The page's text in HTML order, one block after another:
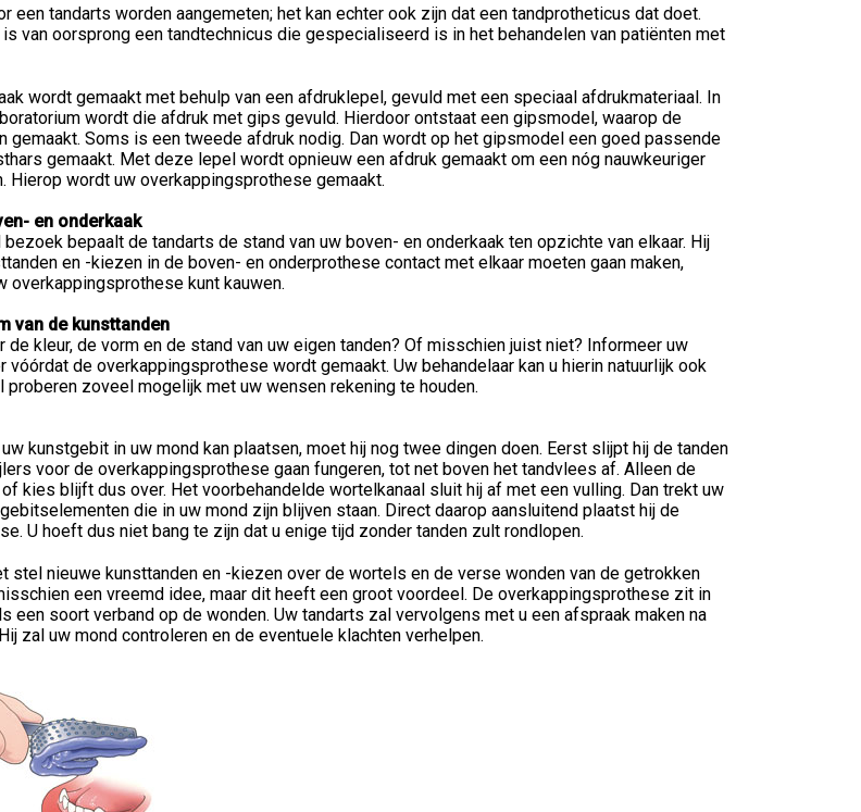
een tandarts worden aangemeten; het kan echter ook zijn dat een tandprotheticus dat doet.
is van oorsprong een tandtechnicus die gespecialiseerd is in het behandelen van patiënten met
wordt gemaakt met behulp van een afdruklepel, gevuld met een speciaal afdrukmateriaal. In
wordt die afdruk met gips gevuld. Hierdoor ontstaat een gipsmodel, waarop de
gemaakt. Soms is een tweede afdruk nodig. Dan wordt op het gipsmodel een goed passende
gemaakt. Met deze lepel wordt opnieuw een afdruk gemaakt om een nóg nauwkeuriger
Hierop wordt uw overkappingsprothese gemaakt.
en onderkaak
bepaalt de tandarts de stand van uw boven- en onderkaak ten opzichte van elkaar. Hij
en -kiezen in de boven- en onderprothese contact met elkaar moeten gaan maken,
overkappingsprothese kunt kauwen.
van de kunsttanden
de kleur, de vorm en de stand van uw eigen tanden? Of misschien juist niet? Informeer uw
vóórdat de overkappingsprothese wordt gemaakt. Uw behandelaar kan u hierin natuurlijk ook
proberen zoveel mogelijk met uw wensen rekening te houden.
kunstgebit in uw mond kan plaatsen, moet hij nog twee dingen doen. Eerst slijpt hij de tanden
voor de overkappingsprothese gaan fungeren, tot net boven het tandvlees af. Alleen de
of kies blijft dus over. Het voorbehandelde wortelkanaal sluit hij af met een vulling. Dan trekt uw
die in uw mond zijn blijven staan. Direct daarop aansluitend plaatst hij de
U hoeft dus niet bang te zijn dat u enige tijd zonder tanden zult rondlopen.
stel nieuwe kunsttanden en -kiezen over de wortels en de verse wonden van de getrokken
een vreemd idee, maar dit heeft een groot voordeel. De overkappingsprothese zit in
een soort verband op de wonden. Uw tandarts zal vervolgens met u een afspraak maken na
zal uw mond controleren en de eventuele klachten verhelpen.